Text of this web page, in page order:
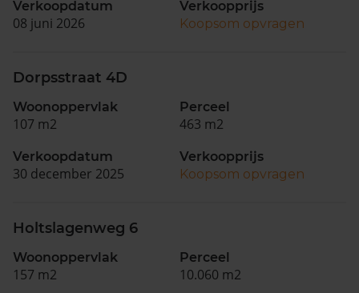
Verkoopdatum
08 juni 2026
Verkoopprijs
Koopsom opvragen
Dorpsstraat 4D
Woonoppervlak
107 m2
Perceel
463 m2
Verkoopdatum
30 december 2025
Verkoopprijs
Koopsom opvragen
Holtslagenweg 6
Woonoppervlak
157 m2
Perceel
10.060 m2